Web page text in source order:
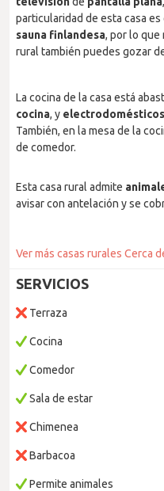
particularidad de esta casa
sauna finlandesa, por lo que
rural también puedes gozar
La cocina de la casa está
cocina, y electrodomésticos
También, en la mesa de la
de comedor.
Esta casa rural admite
avisar con antelación y se
Ver más casas rurales Cerca
SERVICIOS
Terraza
Cocina
Comedor
Sala de estar
Chimenea
Barbacoa
Permite animales